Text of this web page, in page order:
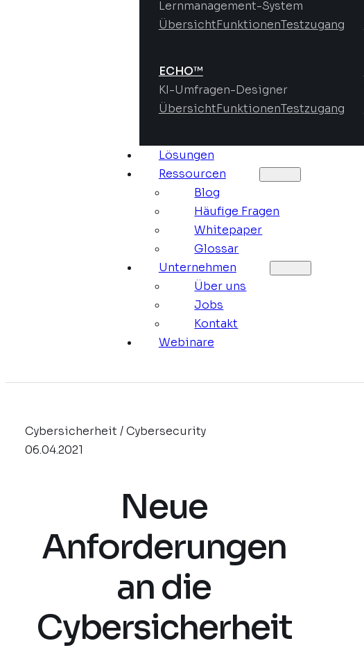
Lernmanagement-System
ÜbersichtFunktionenTestzugang
ECHO™
KI-Umfragen-Designer
ÜbersichtFunktionenTestzugang
Lösungen
Ressourcen
Blog
Häufige Fragen
Whitepaper
Glossar
Unternehmen
Über uns
Jobs
Kontakt
Webinare
Cybersicherheit / Cybersecurity
06.04.2021
Neue
Anforderungen
an die
Cybersicherheit